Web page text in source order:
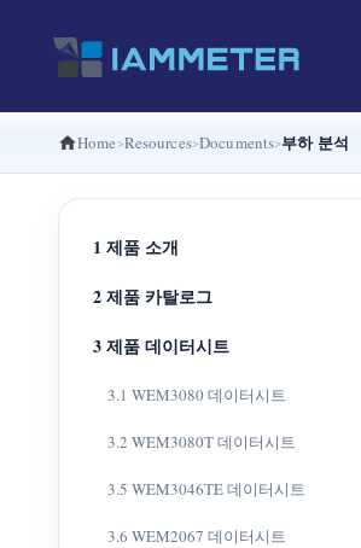
Home Resources Documents 부하 분석
1 제품 소개
2 제품 카탈로그
3 제품 데이터시트
3.1 WEM3080 데이터시트
3.2 WEM3080T 데이터시트
3.5 WEM3046TE 데이터시트
3.6 WEM2067 데이터시트